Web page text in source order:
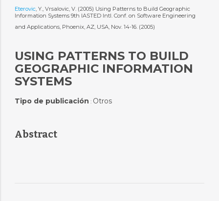
Eterovic, Y., Vrsalovic, V. (2005) Using Patterns to Build Geographic
Information Systems 9th IASTED Intl. Conf. on Software Engineering
and Applications, Phoenix, AZ, USA, Nov. 14-16. (2005)
USING PATTERNS TO BUILD
GEOGRAPHIC INFORMATION
SYSTEMS
Tipo de publicación : Otros
Abstract